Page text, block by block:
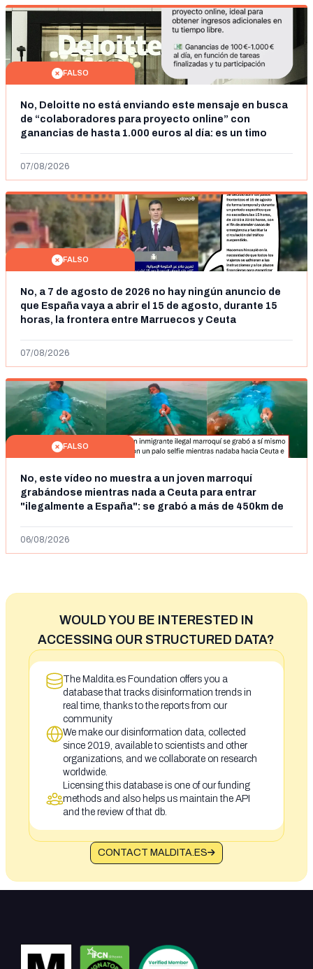
FALSO
No, Deloitte no está enviando este mensaje en busca
de “colaboradores para proyecto online” con
ganancias de hasta 1.000 euros al día: es un timo
07/08/2026
FALSO
No, a 7 de agosto de 2026 no hay ningún anuncio de
que España vaya a abrir el 15 de agosto, durante 15
horas, la frontera entre Marruecos y Ceuta
07/08/2026
FALSO
No, este vídeo no muestra a un joven marroquí
grabándose mientras nada a Ceuta para entrar
"ilegalmente a España": se grabó a más de 450km de
06/08/2026
WOULD YOU BE INTERESTED IN
ACCESSING OUR STRUCTURED DATA?
The Maldita.es Foundation offers you a
database that tracks disinformation trends in
real time, thanks to the reports from our
community
We make our disinformation data, collected
since 2019, available to scientists and other
organizations, and we collaborate on research
worldwide.
Licensing this database is one of our funding
methods and also helps us maintain the API
and the review of that db.
CONTACT MALDITA.ES